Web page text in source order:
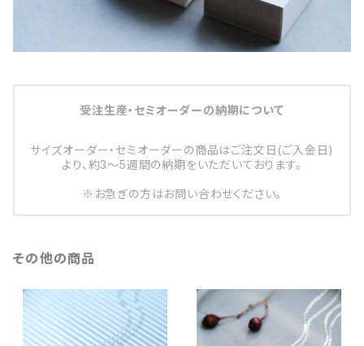
受注生産・セミオーダーの納期について
サイズオーダー・セミオーダーの商品はご注文日(ご入金日)
より、約3～5週間の納期をいただいております。
※お急ぎの方はお問い合わせください。
その他の商品